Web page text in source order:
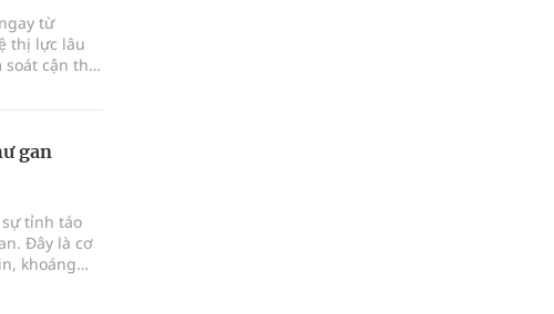
từ
thị lực lâu
cận thị
gan
tỉnh táo
Đây là cơ
khoáng